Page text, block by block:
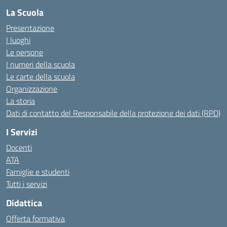
La Scuola
Presentazione
I luoghi
Le persone
I numeri della scuola
Le carte della scuola
Organizzazione
La storia
Dati di contatto del Responsabile della protezione dei dati (RPD)
I Servizi
Docenti
ATA
Famiglie e studenti
Tutti i servizi
Didattica
Offerta formativa